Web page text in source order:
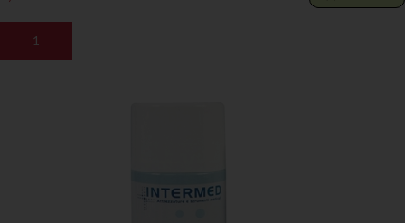
AGGIUNGI AL CARRELLO